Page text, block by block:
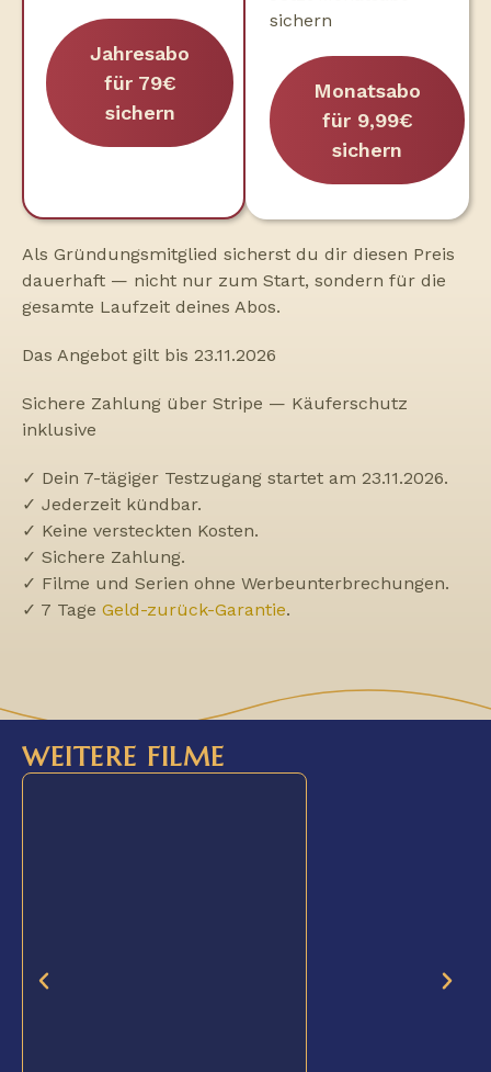
Jahresabo
für 79€
sichern
sichern
Monatsabo
für 9,99€
sichern
Als Gründungsmitglied sicherst du dir diesen Preis
dauerhaft — nicht nur zum Start, sondern für die
gesamte Laufzeit deines Abos.
Das Angebot gilt bis 23.11.2026
Sichere Zahlung über Stripe — Käuferschutz
inklusive
✓ Dein 7-tägiger Testzugang startet am 23.11.2026.
✓ Jederzeit kündbar.
✓ Keine versteckten Kosten.
✓ Sichere Zahlung.
✓ Filme und Serien ohne Werbeunterbrechungen.
✓ 7 Tage Geld-zurück-Garantie.
WEITERE FILME